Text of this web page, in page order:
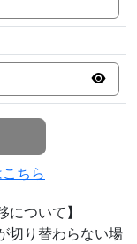
ちら
について】
切り替わらない場